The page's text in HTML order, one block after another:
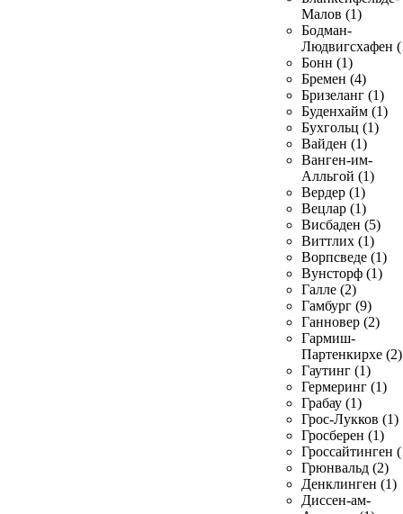
Малов (1)
Бодман-
Людвигсхафен
Бонн (1)
Бремен (4)
Бризеланг (1)
Буденхайм (1)
Бухгольц (1)
Вайден (1)
Ванген-им-
Алльгой (1)
Вердер (1)
Вецлар (1)
Висбаден (5)
Виттлих (1)
Ворпсведе (1)
Вунсторф (1)
Галле (2)
Гамбург (9)
Ганновер (2)
Гармиш-
Партенкирхе (2)
Гаутинг (1)
Гермеринг (1)
Грабау (1)
Грос-Лукков (1)
Гросберен (1)
Гроссайтинген
Грюнвальд (2)
Денклинген (1)
Диссен-ам-